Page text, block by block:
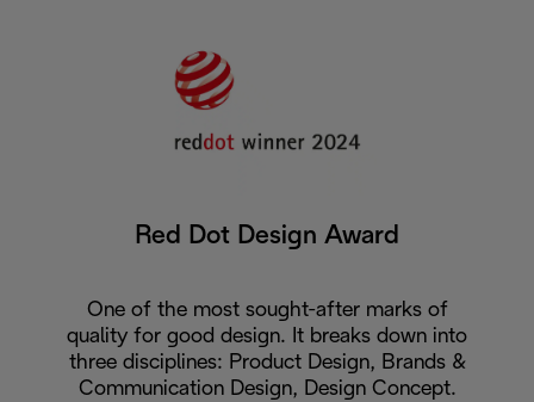
Red Dot Design Award
One of the most sought-after marks of
quality for good design. It breaks down into
three disciplines: Product Design, Brands &
Communication Design, Design Concept.